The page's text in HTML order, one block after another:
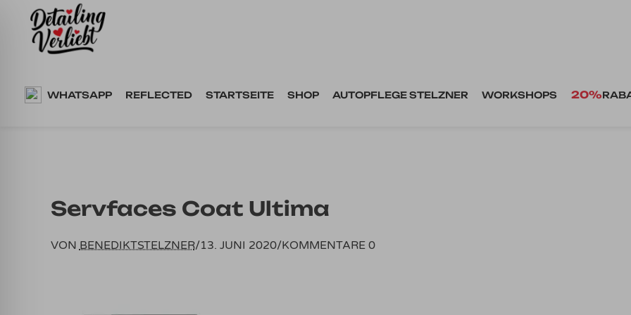
Springe
WHATSAPP REFLECTED STARTSEITE SHOP AUTOPFLEGE STELZNER WORKSHOPS 20%
Servfaces Coat Ultima
VON BENEDIKTSTELZNER/13. JUNI 2020/KOMMENTARE 0